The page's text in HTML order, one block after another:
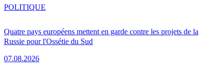
Quatre pays européens mettent en garde contre les projets de la
Russie pour l'Ossétie du Sud
07.08.2026
POLITIQUE